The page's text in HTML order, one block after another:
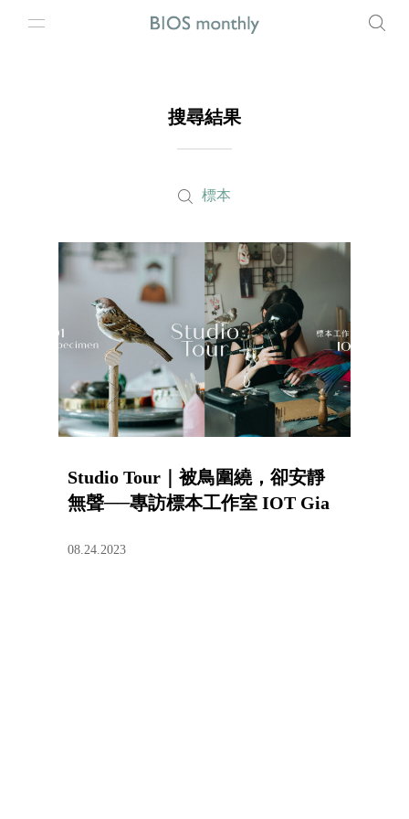
搜尋結果
標本
Studio Tour｜被鳥圍繞，卻安靜
無聲──專訪標本工作室 IOT Gia
08.24.2023